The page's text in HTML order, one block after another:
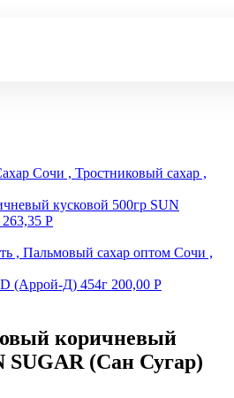
кусковой 500гр SUN
263,35 Р
(Аррой-Д) 454г 200,00 Р
коричневый
SUGAR (Сан Сугар)